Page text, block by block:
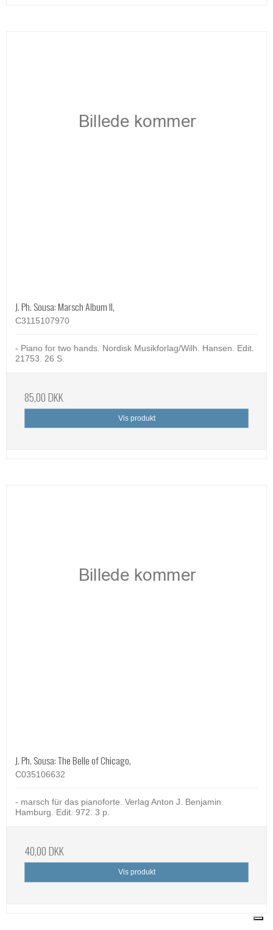
J. Ph. Sousa: Marsch Album II,
C3115107970
- Piano for two hands. Nordisk Musikforlag/Wilh. Hansen. Edit.
21753. 26 S.
85,00 DKK
Vis produkt
J. Ph. Sousa: The Belle of Chicago,
C035106632
- marsch für das pianoforte. Verlag Anton J. Benjamin.
Hamburg. Edit. 972. 3 p.
40,00 DKK
Vis produkt